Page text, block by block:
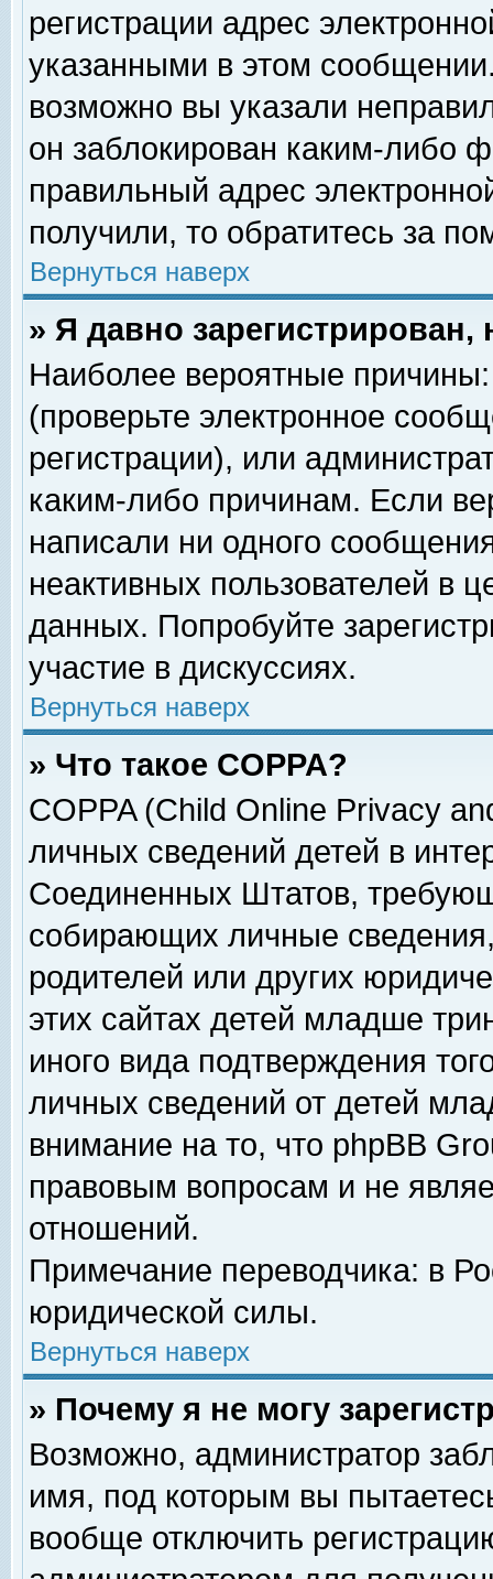
регистрации адрес
указанными в этом
возможно вы указали
он заблокирован каким-либо
правильный адрес
получили, то обратитесь за
Вернуться наверх
» Я давно
Наиболее вероятные
(проверьте электронное
регистрации), или
каким-либо причинам. Если
написали ни одного
неактивных пользователей в
данных. Попробуйте
участие в дискуссиях.
Вернуться наверх
» Что такое COPPA?
COPPA (Child Online Privacy
личных сведений детей в
Соединенных Штатов,
собирающих личные
родителей или других
этих сайтах детей младше
иного вида подтверждения
личных сведений от детей
внимание на то, что phpBB
правовым вопросам и не
отношений.
Примечание переводчика: в
юридической силы.
Вернуться наверх
» Почему я не могу
Возможно, администратор
имя, под которым вы
вообще отключить